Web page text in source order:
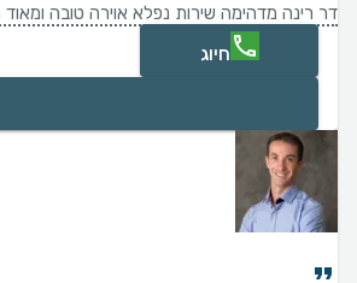
דר רינה מדהימה שירות נפלא אוירה טובה
חיוג